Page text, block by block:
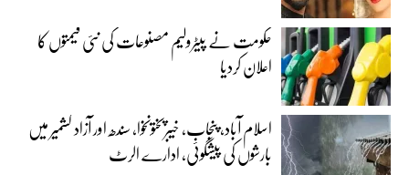
حکومت نے پیٹرولیم مصنوعات کی نئی قیمتوں کا
اعلان کردیا
اسلام آباد، پنجاب، خیبرپختونخوا، سندھ اور آزاد کشمیر میں
بارشوں کی پیشگوئی، ادارے الرٹ